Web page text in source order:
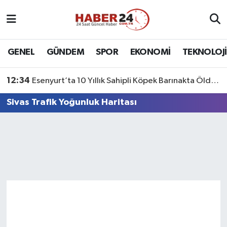
GENEL GÜNDEM SPOR EKONOMİ TEKNOLOJİ
12:34 Esenyurt’ta 10 Yıllık Sahipli Köpek Barınakta Öldü: Aileden Otopsi ve Soruşturma Talebi
Sivas Trafik Yoğunluk Haritası
Nöbetçi Eczaneler